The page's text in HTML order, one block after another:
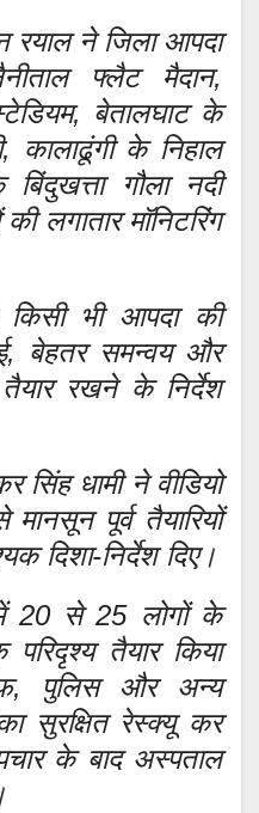
रयाल ने जिला आपदा
फ्लैट मैदान,
बेतालघाट के
कालाढूंगी के निहाल
गौला नदी
लगातार मॉनिटरिंग
किसी भी आपदा की
बेहतर समन्वय और
रखने के निर्देश
सिंह धामी ने वीडियो
पूर्व तैयारियों
दिशा-निर्देश दिए।
में 20 से 25 लोगों के
तैयार किया
पुलिस और अन्य
सुरक्षित रेस्क्यू कर
के बाद अस्पताल